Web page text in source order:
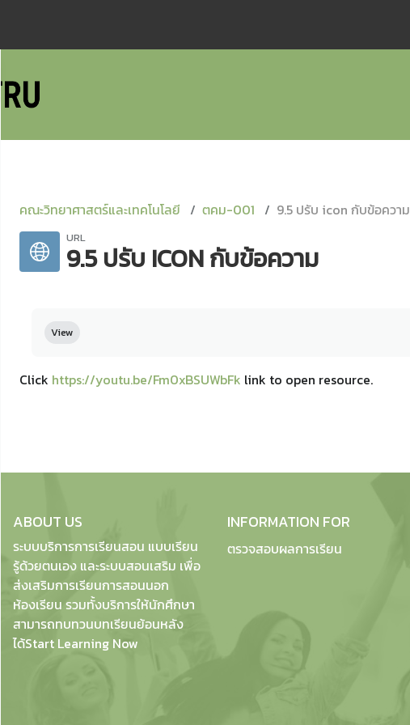
คณะวิทยาศาสตร์และเทคโนโลยี ตคม-001 9.5 ปรับ icon กับข้อความ
URL
9.5 ปรับ ICON กับข้อความ
View
Click https://youtu.be/Fm0xBSUWbFk link to open resource.
ABOUT US
ระบบบริการการเรียนสอน แบบเรียน
รู้ด้วยตนเอง และระบบสอนเสริม เพื่อ
ส่งเสริมการเรียนการสอนนอก
ห้องเรียน รวมทั้งบริการให้นักศึกษา
สามารถทบทวนบทเรียนย้อนหลัง
ได้Start Learning Now
INFORMATION FOR
ตรวจสอบผลการเรียน